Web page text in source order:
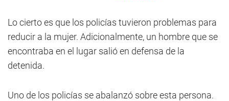
Lo cierto es que los policías tuvieron problemas para
reducir a la mujer. Adicionalmente, un hombre que se
encontraba en el lugar salió en defensa de la
detenida.
Uno de los policías se abalanzó sobre esta persona.